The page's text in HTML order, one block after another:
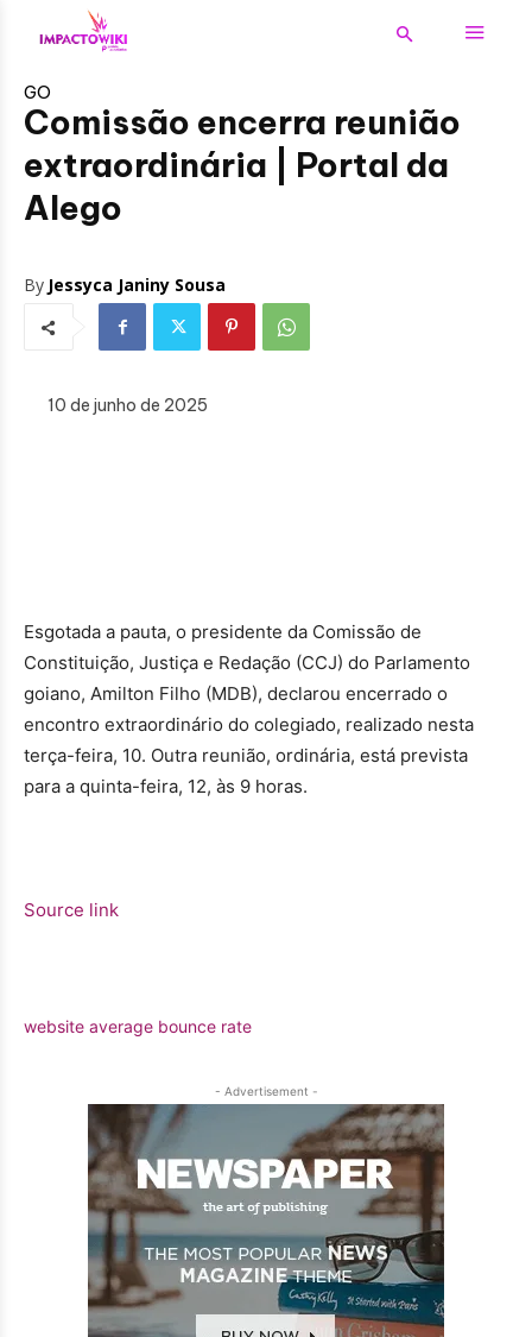
GO
Comissão encerra reunião
extraordinária | Portal da
Alego
By Jessyca Janiny Sousa
10 de junho de 2025
Esgotada a pauta, o presidente da Comissão de
Constituição, Justiça e Redação (CCJ) do Parlamento
goiano, Amilton Filho (MDB), declarou encerrado o
encontro extraordinário do colegiado, realizado nesta
terça-feira, 10. Outra reunião, ordinária, está prevista
para a quinta-feira, 12, às 9 horas.
Source link
website average bounce rate
- Advertisement -